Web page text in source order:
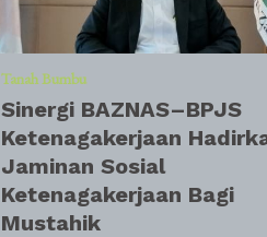
Tanah Bumbu
Sinergi BAZNAS–BPJS
Ketenagakerjaan
Jaminan Sosial
Ketenagakerjaan Bagi
Mustahik